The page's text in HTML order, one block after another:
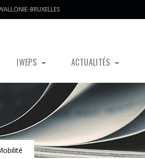
BRUXELLES
IWEPS ACTUALITÉS